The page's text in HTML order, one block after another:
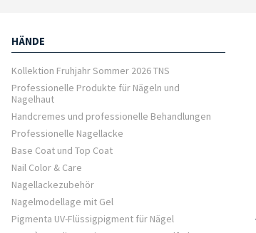
HÄNDE
Kollektion Fruhjahr Sommer 2026 TNS
Professionelle Produkte für Nägeln und
Nagelhaut
Handcremes und professionelle Behandlungen
Professionelle Nagellacke
Base Coat und Top Coat
Nail Color & Care
Nagellackezubehör
Nagelmodellage mit Gel
Pigmenta UV-Flüssigpigment für Nägel